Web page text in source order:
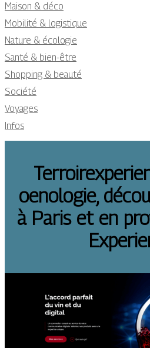
Maison & déco
Mobilité & logistique
Nature & écologie
Santé & bien-être
Shopping & beauté
Société
Voyages
Infos
oenologie,
à Paris et en